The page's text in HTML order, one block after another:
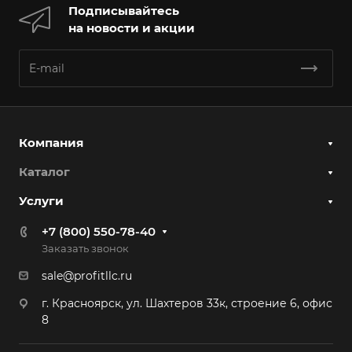
30 рабочий день
Гарантия
Подписывайтесь
на новости и акции
Компания
Каталог
Услуги
+7 (800) 550-78-40
Заказать звонок
sale@profitllc.ru
г. Красноярск, ул. Шахтеров 33к, строение 6, офис
8